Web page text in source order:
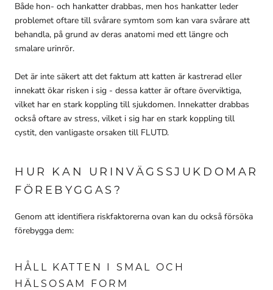
Både hon- och hankatter drabbas, men hos hankatter leder
problemet oftare till svårare symtom som kan vara svårare att
behandla, på grund av deras anatomi med ett längre och
smalare urinrör.
Det är inte säkert att det faktum att katten är kastrerad eller
innekatt ökar risken i sig - dessa katter är oftare överviktiga,
vilket har en stark koppling till sjukdomen. Innekatter drabbas
också oftare av stress, vilket i sig har en stark koppling till
cystit, den vanligaste orsaken till FLUTD.
HUR KAN URINVÄGSSJUKDOMAR
FÖREBYGGAS?
Genom att identifiera riskfaktorerna ovan kan du också försöka
förebygga dem:
HÅLL KATTEN I SMAL OCH
HÄLSOSAM FORM